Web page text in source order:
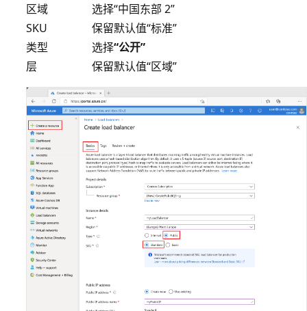
区域
选择“中国东部 2”
SKU
保留默认值“标准”
类型
选择“公开”
层
保留默认值“区域”